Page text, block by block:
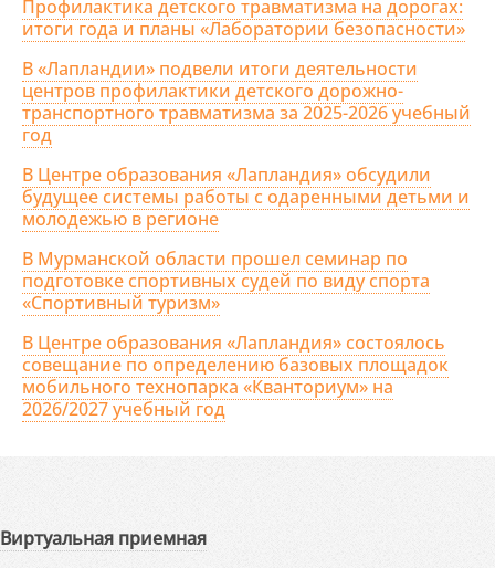
Профилактика детского травматизма на дорогах:
итоги года и планы «Лаборатории безопасности»
В «Лапландии» подвели итоги деятельности
центров профилактики детского дорожно-
транспортного травматизма за 2025-2026 учебный
год
В Центре образования «Лапландия» обсудили
будущее системы работы с одаренными детьми и
молодежью в регионе
В Мурманской области прошел семинар по
подготовке спортивных судей по виду спорта
«Спортивный туризм»
В Центре образования «Лапландия» состоялось
совещание по определению базовых площадок
мобильного технопарка «Кванториум» на
2026/2027 учебный год
Виртуальная приемная